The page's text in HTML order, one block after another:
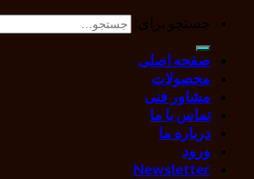
جستجو برای:
صفحه اصلی
محصولات
مشاور فنی
تماس با ما
درباره ما
ورود
Newsletter